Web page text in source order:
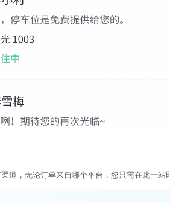
道，无论订单来自哪个平台，您只需在此一站